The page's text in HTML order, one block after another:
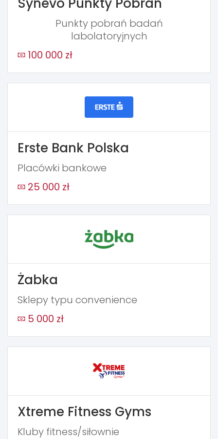
Punkty pobrań badań
labolatoryjnych
100 000 zł
Erste Bank Polska
Placówki bankowe
25 000 zł
Żabka
Sklepy typu convenience
5 000 zł
Xtreme Fitness Gyms
Kluby fitness/siłownie